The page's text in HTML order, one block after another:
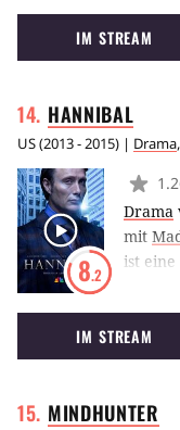
die in
IM STREAM
HANNIBAL
US(2013 - 2015) | Drama,
8.2
Drama
mit
ist
der
IM STREAM
MINDHUNTER